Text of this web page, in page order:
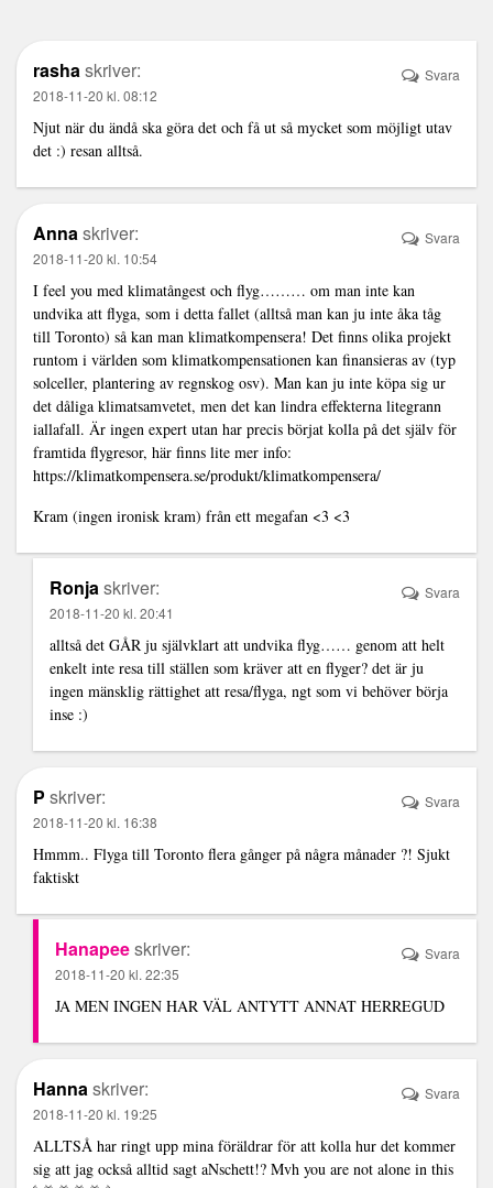
rashaskriver:
2018-11-20 kl. 08:12
Njut när du ändå ska göra det och få ut så mycket som möjligt utav
det :) resan alltså.
Svara
Annaskriver:
2018-11-20 kl. 10:54
I feel you med klimatångest och flyg……… om man inte kan
undvika att flyga, som i detta fallet (alltså man kan ju inte åka tåg
till Toronto) så kan man klimatkompensera! Det finns olika projekt
runtom i världen som klimatkompensationen kan finansieras av (typ
solceller, plantering av regnskog osv). Man kan ju inte köpa sig ur
det dåliga klimatsamvetet, men det kan lindra effekterna litegrann
iallafall. Är ingen expert utan har precis börjat kolla på det själv för
framtida flygresor, här finns lite mer info:
https://klimatkompensera.se/produkt/klimatkompensera/
Kram (ingen ironisk kram) från ett megafan <3 <3
Svara
Ronjaskriver:
2018-11-20 kl. 20:41
alltså det GÅR ju självklart att undvika flyg…… genom att helt
enkelt inte resa till ställen som kräver att en flyger? det är ju
ingen mänsklig rättighet att resa/flyga, ngt som vi behöver börja
inse :)
Svara
P skriver:
2018-11-20 kl. 16:38
Hmmm.. Flyga till Toronto flera gånger på några månader ?! Sjukt
faktiskt
Svara
Hanapeeskriver:
2018-11-20 kl. 22:35
JA MEN INGEN HAR VÄL ANTYTT ANNAT HERREGUD
Svara
Hannaskriver:
2018-11-20 kl. 19:25
ALLTSÅ har ringt upp mina föräldrar för att kolla hur det kommer
sig att jag också alltid sagt aNschett!? Mvh you are not alone in this
Svara